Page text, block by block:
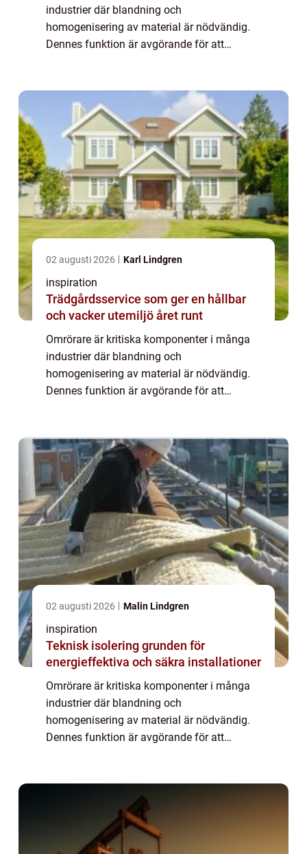
industrier där blandning och
homogenisering av material är nödvändig.
Dennes funktion är avgörande för att
02 augusti 2026 Karl Lindgren
inspiration
Trädgårdsservice som ger en hållbar
och vacker utemiljö året runt
Omrörare är kritiska komponenter i många
industrier där blandning och
homogenisering av material är nödvändig.
Dennes funktion är avgörande för att
02 augusti 2026 Malin Lindgren
inspiration
Teknisk isolering grunden för
energieffektiva och säkra installationer
Omrörare är kritiska komponenter i många
industrier där blandning och
homogenisering av material är nödvändig.
Dennes funktion är avgörande för att